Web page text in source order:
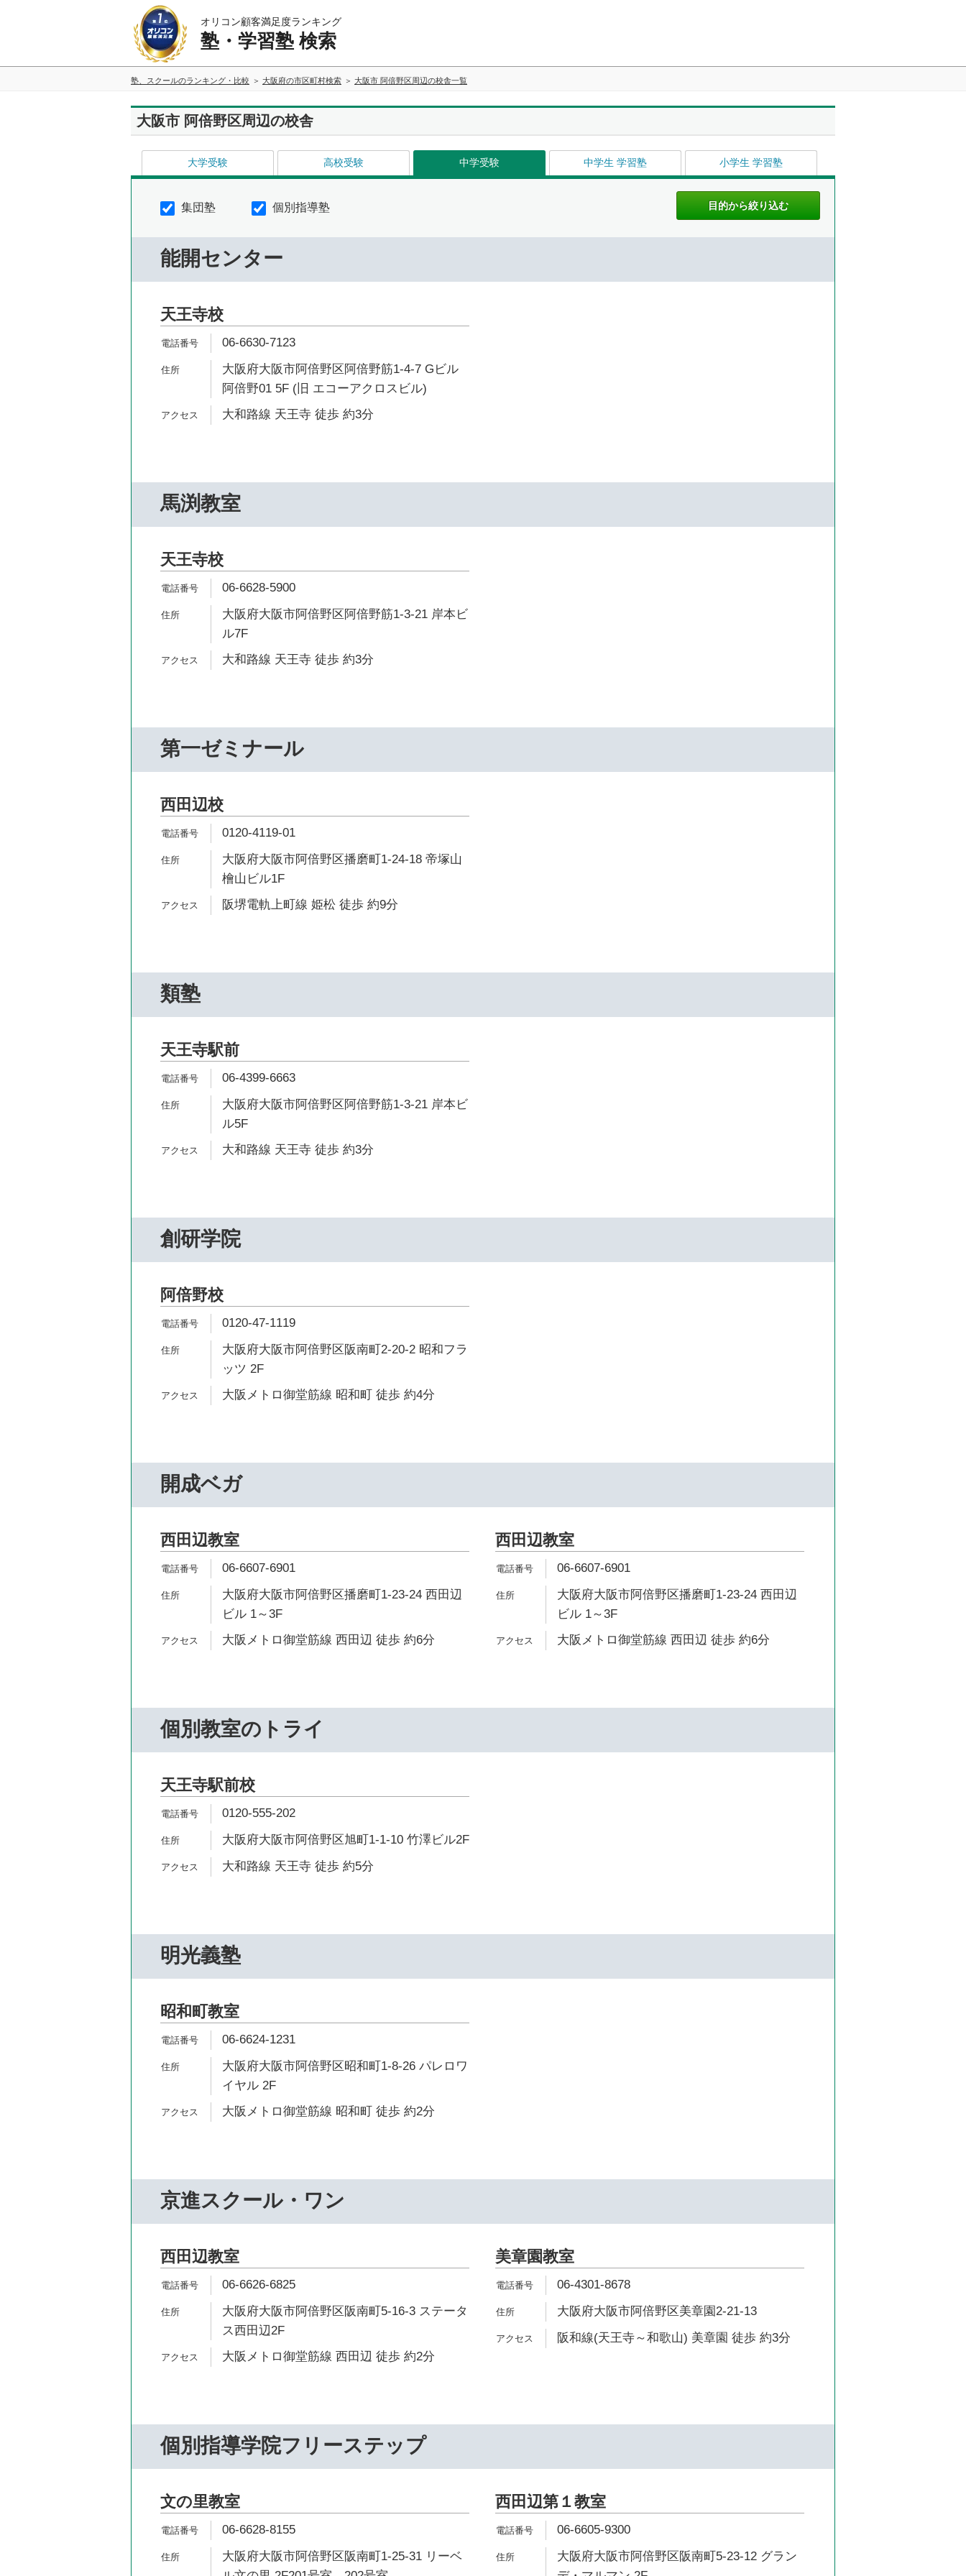
オリコン顧客満足度ランキング
塾・学習塾 検索
塾、スクールのランキング・比較 大阪府の市区町村検索 大阪市 阿倍野区周辺の校舎一覧
大阪市 阿倍野区周辺の校舎
大学受験 高校受験 中学受験 中学生 学習塾 小学生 学習塾
集団塾 個別指導塾
能開センター
天王寺校
06-6630-7123
大阪府大阪市阿倍野区阿倍野筋1-4-7 Gビル
阿倍野01 5F (旧 エコーアクロスビル)
大和路線 天王寺 徒歩 約3分
馬渕教室
天王寺校
06-6628-5900
大阪府大阪市阿倍野区阿倍野筋1-3-21 岸本ビ
ル7F
大和路線 天王寺 徒歩 約3分
第一ゼミナール
西田辺校
0120-4119-01
大阪府大阪市阿倍野区播磨町1-24-18 帝塚山
檜山ビル1F
阪堺電軌上町線 姫松 徒歩 約9分
類塾
天王寺駅前
06-4399-6663
大阪府大阪市阿倍野区阿倍野筋1-3-21 岸本ビ
ル5F
大和路線 天王寺 徒歩 約3分
創研学院
阿倍野校
0120-47-1119
大阪府大阪市阿倍野区阪南町2-20-2 昭和フラ
ッツ 2F
大阪メトロ御堂筋線 昭和町 徒歩 約4分
開成ベガ
西田辺教室
06-6607-6901
大阪府大阪市阿倍野区播磨町1-23-24 西田辺
ビル 1～3F
大阪メトロ御堂筋線 西田辺 徒歩 約6分
西田辺教室
06-6607-6901
大阪府大阪市阿倍野区播磨町1-23-24 西田辺
ビル 1～3F
大阪メトロ御堂筋線 西田辺 徒歩 約6分
個別教室のトライ
天王寺駅前校
0120-555-202
大阪府大阪市阿倍野区旭町1-1-10 竹澤ビル2F
大和路線 天王寺 徒歩 約5分
明光義塾
昭和町教室
06-6624-1231
大阪府大阪市阿倍野区昭和町1-8-26 パレロワ
イヤル 2F
大阪メトロ御堂筋線 昭和町 徒歩 約2分
京進スクール・ワン
西田辺教室
06-6626-6825
大阪府大阪市阿倍野区阪南町5-16-3 ステータ
ス西田辺2F
大阪メトロ御堂筋線 西田辺 徒歩 約2分
美章園教室
06-4301-8678
大阪府大阪市阿倍野区美章園2-21-13
阪和線(天王寺～和歌山) 美章園 徒歩 約3分
個別指導学院フリーステップ
文の里教室
06-6628-8155
大阪府大阪市阿倍野区阪南町1-25-31 リーベ
西田辺第１教室
06-6605-9300
大阪府大阪市阿倍野区阪南町5-23-12 グラン